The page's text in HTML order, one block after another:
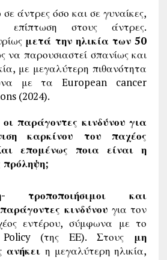
άντρες όσο και σε γυναίκες,
επίπτωση στους άντρες.
μετά την ηλικία των 50
να παρουσιαστεί σπανίως και
με μεγαλύτερη πιθανότητα
με τα European cancer
(2024).
οι παράγοντες κινδύνου για
καρκίνου του παχέος
επομένως ποια είναι η
πρόληψη;
τροποποιήσιμοι και
κινδύνου για τον
εντέρου, σύμφωνα με το
(της ΕΕ). Στους μη
ανήκει η μεγαλύτερη ηλικία,